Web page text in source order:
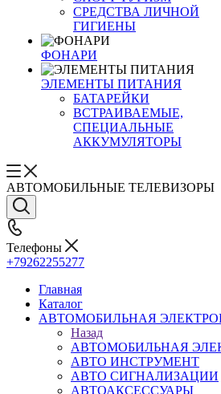
СРЕДСТВА ЛИЧНОЙ
ГИГИЕНЫ
ФОНАРИ
ЭЛЕМЕНТЫ ПИТАНИЯ
БАТАРЕЙКИ
ВСТРАИВАЕМЫЕ,
СПЕЦИАЛЬНЫЕ
АККУМУЛЯТОРЫ
АВТОМОБИЛЬНЫЕ ТЕЛЕВИЗОРЫ
Телефоны
+79262255277
Главная
Каталог
АВТОМОБИЛЬНАЯ
Назад
АВТОМОБИЛЬНАЯ
АВТО ИНСТРУМЕНТ
АВТО СИГНАЛИЗАЦИИ
АВТОАКСЕССУАРЫ